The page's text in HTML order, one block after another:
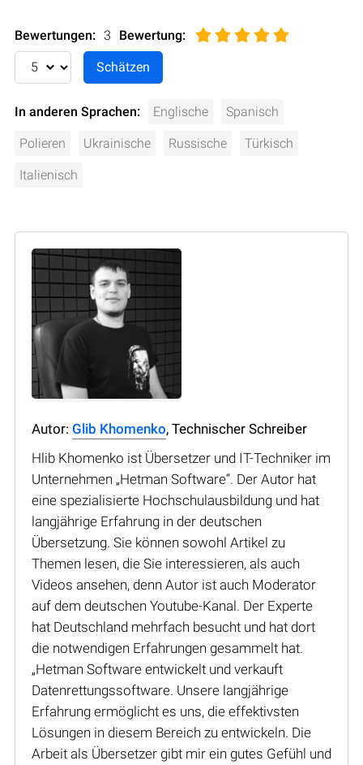
Bewertungen: 3 Bewertung:
In anderen Sprachen: Englische Spanisch
Polieren Ukrainische Russische Türkisch
Italienisch
Autor: Glib Khomenko, Technischer Schreiber
Hlib Khomenko ist Übersetzer und IT-Techniker im
Unternehmen „Hetman Software“. Der Autor hat
eine spezialisierte Hochschulausbildung und hat
langjährige Erfahrung in der deutschen
Übersetzung. Sie können sowohl Artikel zu
Themen lesen, die Sie interessieren, als auch
Videos ansehen, denn Autor ist auch Moderator
auf dem deutschen Youtube-Kanal. Der Experte
hat Deutschland mehrfach besucht und hat dort
die notwendigen Erfahrungen gesammelt hat.
„Hetman Software entwickelt und verkauft
Datenrettungssoftware. Unsere langjährige
Erfahrung ermöglicht es uns, die effektivsten
Lösungen in diesem Bereich zu entwickeln. Die
Arbeit als Übersetzer gibt mir ein gutes Gefühl und